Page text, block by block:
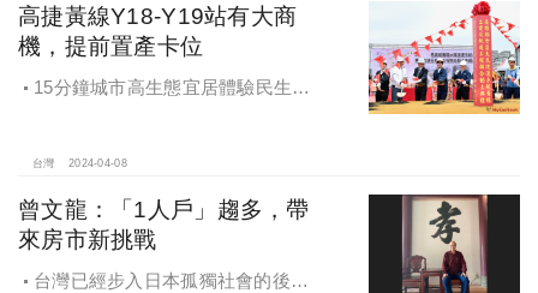
高捷黃線Y18-Y19站有大商
機，提前置產卡位
15分鐘城市高生態宜居體驗民生所
台灣 2024-04-08
曾文龍：「1人戶」趨多，帶
來房市新挑戰
台灣已經步入日本孤獨社會的後